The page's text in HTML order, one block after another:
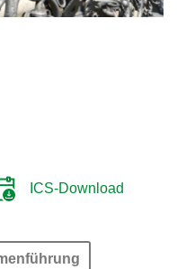
ICS-Download